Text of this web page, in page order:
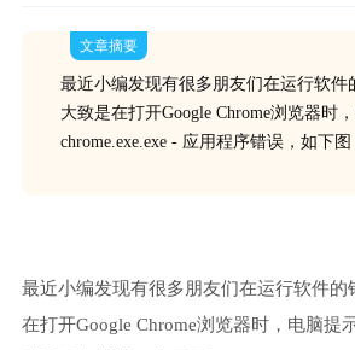
文章摘要
最近小编发现有很多朋友们在运行软件
大致是在打开Google Chrome浏览器时
chrome.exe.exe - 应用程序错误，如下图
最近小编发现有很多朋友们在运行软件的
在打开Google Chrome浏览器时，电脑提